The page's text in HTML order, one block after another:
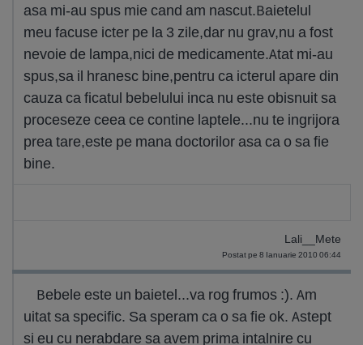
asa mi-au spus mie cand am nascut.Baietelul
meu facuse icter pe la 3 zile,dar nu grav,nu a fost
nevoie de lampa,nici de medicamente.Atat mi-au
spus,sa il hranesc bine,pentru ca icterul apare din
cauza ca ficatul bebelului inca nu este obisnuit sa
proceseze ceea ce contine laptele...nu te ingrijora
prea tare,este pe mana doctorilor asa ca o sa fie
bine.
Lali__Mete
Postat pe 8 Ianuarie 2010 06:44
Bebele este un baietel...va rog frumos :). Am
uitat sa specific. Sa speram ca o sa fie ok. Astept
si eu cu nerabdare sa avem prima intalnire cu